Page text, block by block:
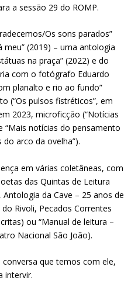
a sessão 29 do ROMP.
Os sons parados”
meu” (2019) – uma antologia
na praça” (2022) e do
com ofotógrafo Eduardo
planalto e rio ao fundo”
(“Os pulsos fistréticos”, em
2023, microficção (“Notícias
“Mais notícias do pensamento
do arco da ovelha”).
em várias coletâneas, com
das Quintas de Leitura
da Cave – 25 anos de
Rivoli, Pecados Correntes
ou “Manual de leitura –
Nacional São João).
que temos com ele,
intervir.